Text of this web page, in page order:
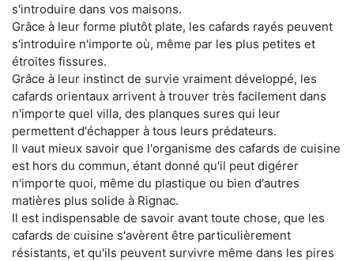
s'introduire dans vos maisons.
Grâce à leur forme plutôt plate, les cafards rayés peuvent
s'introduire n'importe où, même par les plus petites et
étroites fissures.
Grâce à leur instinct de survie vraiment développé, les
cafards orientaux arrivent à trouver très facilement dans
n'importe quel villa, des planques sures qui leur
permettent d'échapper à tous leurs prédateurs.
Il vaut mieux savoir que l'organisme des cafards de cuisine
est hors du commun, étant donné qu'il peut digérer
n'importe quoi, même du plastique ou bien d'autres
matières plus solide à Rignac.
Il est indispensable de savoir avant toute chose, que les
cafards de cuisine s'avèrent être particulièrement
résistants, et qu'ils peuvent survivre même dans les pires